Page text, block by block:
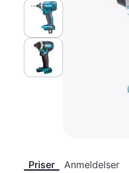
Priser Anmeldelser